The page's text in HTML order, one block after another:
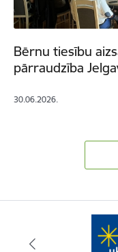
Bērnu tiesību
pārraudzība
30.06.2026.